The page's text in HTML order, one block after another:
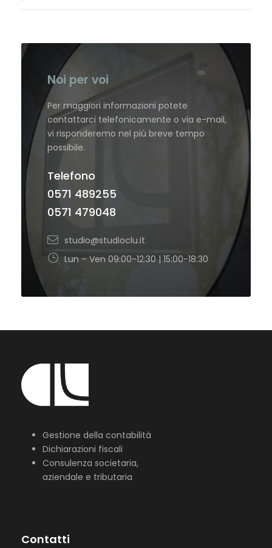
Noi per voi
Per maggiori informazioni potete
contattarci telefonicamente o via e-mail,
vi risponderemo nel più breve tempo
possibile.
Telefono
0571 489255
0571 479048
studio@studioclu.it
Lun – Ven 09:00-12:30 | 15:00-18:30
Gestione della contabilità
Dichiarazioni fiscali
Consulenza societaria,
aziendale e tributaria
Contatti